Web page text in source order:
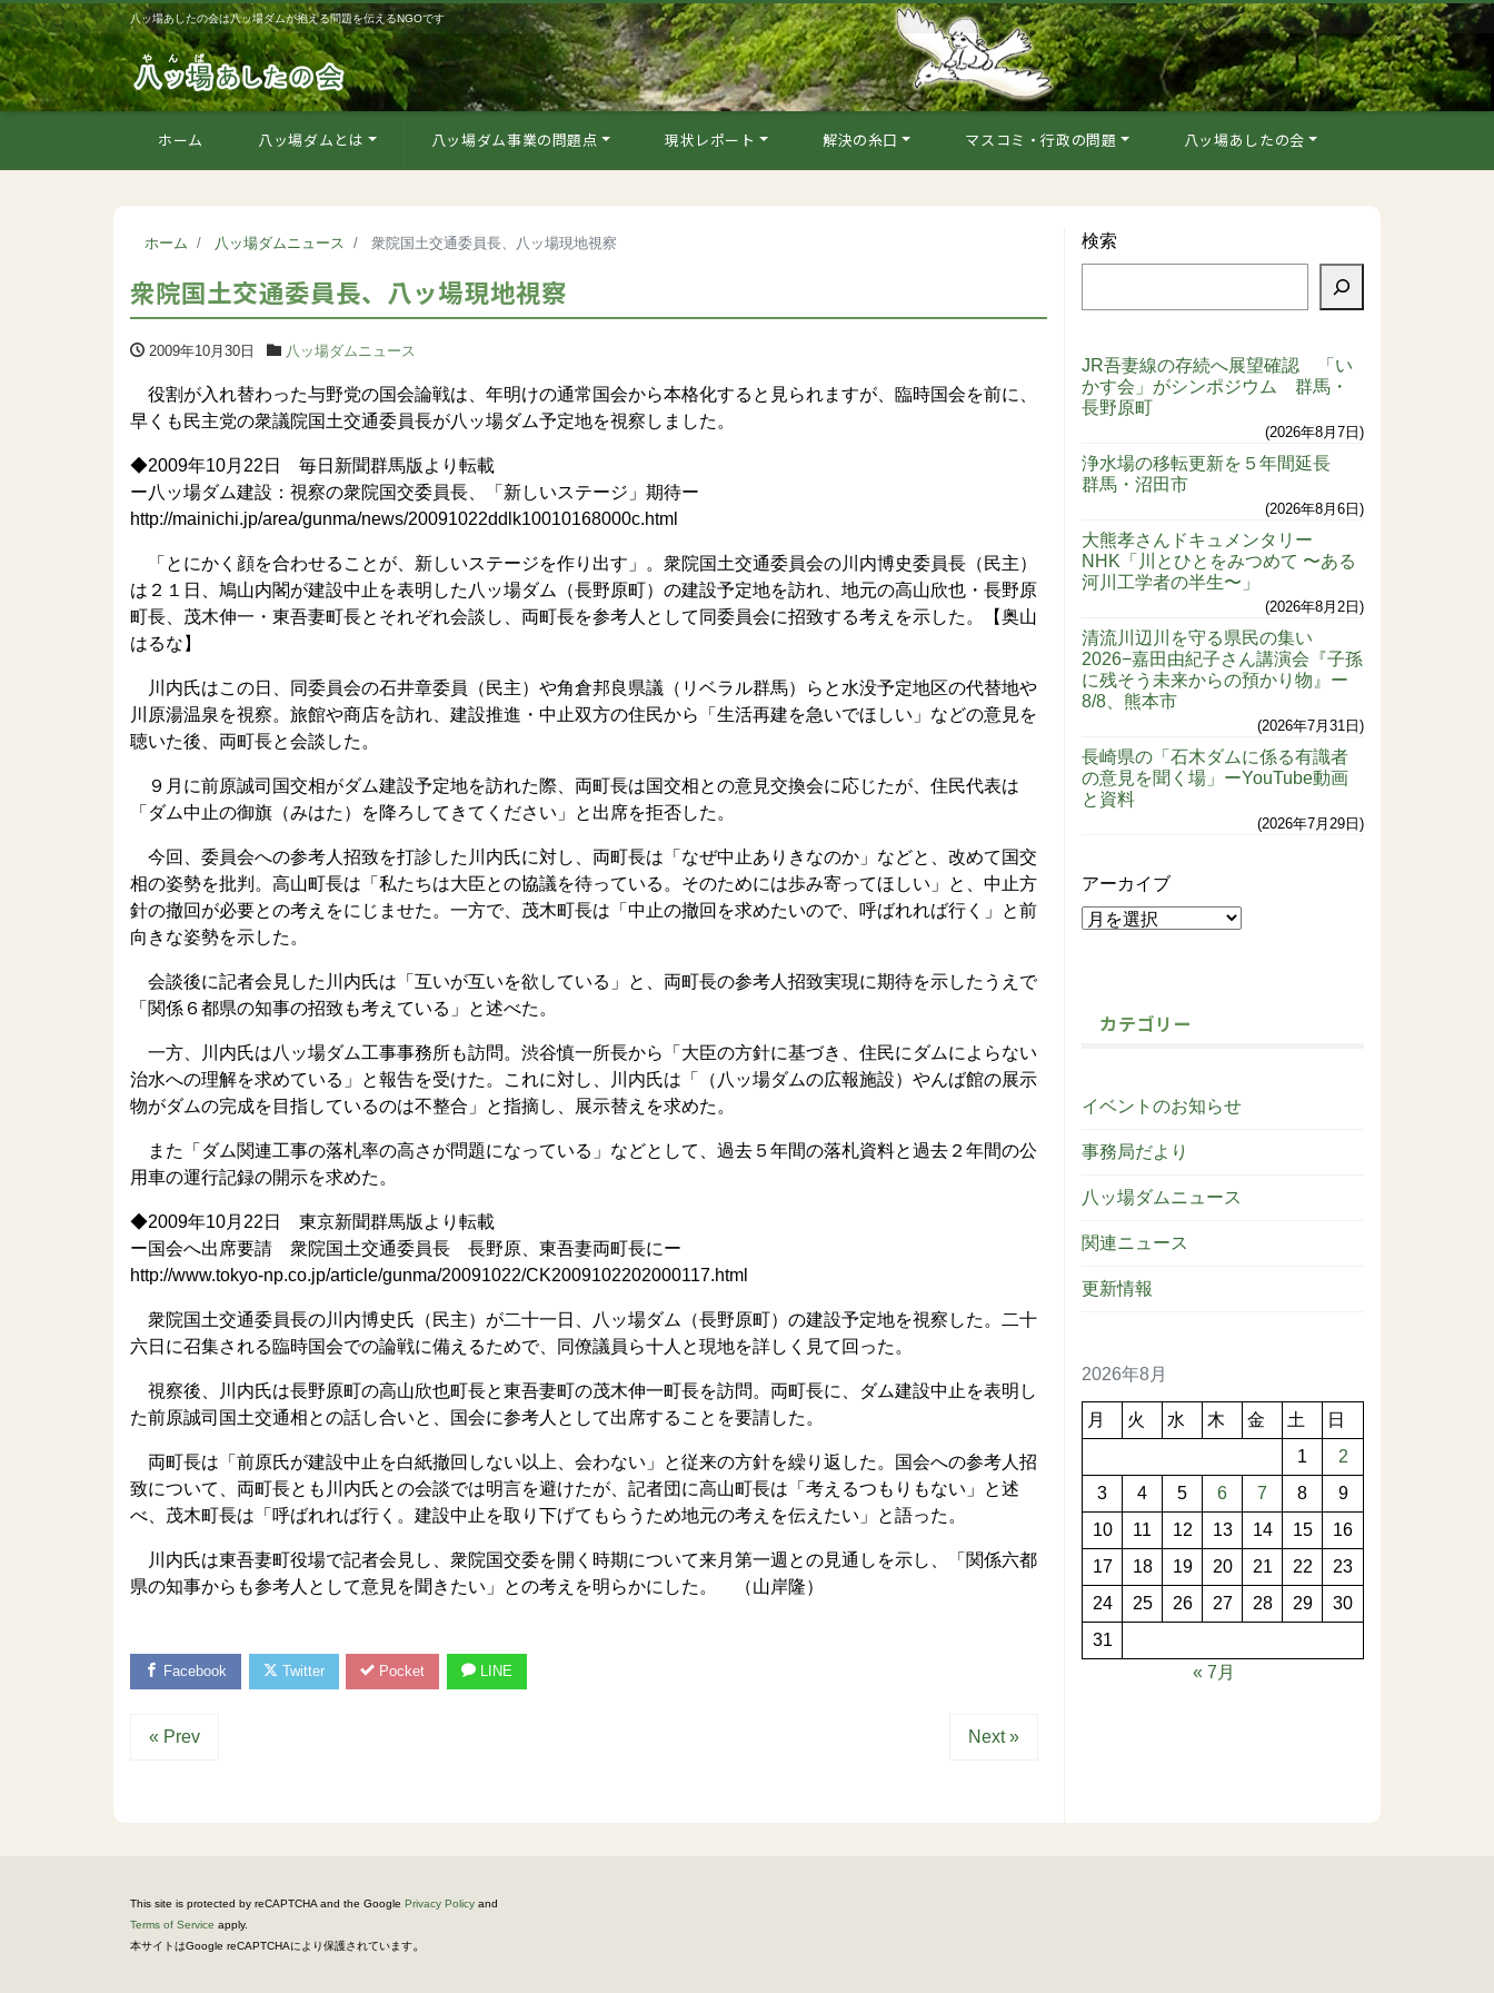
八ッ場あしたの会は八ッ場ダムが抱える問題を伝えるNGOです
ホーム 八ッ場ダムとは 八ッ場ダム事業の問題点 現状レポート 解決の糸口 マスコミ・行政の問題 八ッ場あしたの会
ホーム 八ッ場ダムニュース 衆院国土交通委員長、八ッ場現地視察
衆院国土交通委員長、八ッ場現地視察
2009年10月30日 八ッ場ダムニュース
役割が入れ替わった与野党の国会論戦は、年明けの通常国会から本格化すると見られますが、臨時国会を前に、
早くも民主党の衆議院国土交通委員長が八ッ場ダム予定地を視察しました。
◆2009年10月22日 毎日新聞群馬版より転載
ー八ッ場ダム建設：視察の衆院国交委員長、「新しいステージ」期待ー
http://mainichi.jp/area/gunma/news/20091022ddlk10010168000c.html
「とにかく顔を合わせることが、新しいステージを作り出す」。衆院国土交通委員会の川内博史委員長（民主）
は２１日、鳩山内閣が建設中止を表明した八ッ場ダム（長野原町）の建設予定地を訪れ、地元の高山欣也・長野原
町長、茂木伸一・東吾妻町長とそれぞれ会談し、両町長を参考人として同委員会に招致する考えを示した。【奥山
はるな】
川内氏はこの日、同委員会の石井章委員（民主）や角倉邦良県議（リベラル群馬）らと水没予定地区の代替地や
川原湯温泉を視察。旅館や商店を訪れ、建設推進・中止双方の住民から「生活再建を急いでほしい」などの意見を
聴いた後、両町長と会談した。
９月に前原誠司国交相がダム建設予定地を訪れた際、両町長は国交相との意見交換会に応じたが、住民代表は
「ダム中止の御旗（みはた）を降ろしてきてください」と出席を拒否した。
今回、委員会への参考人招致を打診した川内氏に対し、両町長は「なぜ中止ありきなのか」などと、改めて国交
相の姿勢を批判。高山町長は「私たちは大臣との協議を待っている。そのためには歩み寄ってほしい」と、中止方
針の撤回が必要との考えをにじませた。一方で、茂木町長は「中止の撤回を求めたいので、呼ばれれば行く」と前
向きな姿勢を示した。
会談後に記者会見した川内氏は「互いが互いを欲している」と、両町長の参考人招致実現に期待を示したうえで
「関係６都県の知事の招致も考えている」と述べた。
一方、川内氏は八ッ場ダム工事事務所も訪問。渋谷慎一所長から「大臣の方針に基づき、住民にダムによらない
治水への理解を求めている」と報告を受けた。これに対し、川内氏は「（八ッ場ダムの広報施設）やんば館の展示
物がダムの完成を目指しているのは不整合」と指摘し、展示替えを求めた。
また「ダム関連工事の落札率の高さが問題になっている」などとして、過去５年間の落札資料と過去２年間の公
用車の運行記録の開示を求めた。
◆2009年10月22日 東京新聞群馬版より転載
ー国会へ出席要請 衆院国土交通委員長 長野原、東吾妻両町長にー
http://www.tokyo-np.co.jp/article/gunma/20091022/CK2009102202000117.html
衆院国土交通委員長の川内博史氏（民主）が二十一日、八ッ場ダム（長野原町）の建設予定地を視察した。二十
六日に召集される臨時国会での論戦に備えるためで、同僚議員ら十人と現地を詳しく見て回った。
視察後、川内氏は長野原町の高山欣也町長と東吾妻町の茂木伸一町長を訪問。両町長に、ダム建設中止を表明し
た前原誠司国土交通相との話し合いと、国会に参考人として出席することを要請した。
両町長は「前原氏が建設中止を白紙撤回しない以上、会わない」と従来の方針を繰り返した。国会への参考人招
致について、両町長とも川内氏との会談では明言を避けたが、記者団に高山町長は「考えるつもりもない」と述
べ、茂木町長は「呼ばれれば行く。建設中止を取り下げてもらうため地元の考えを伝えたい」と語った。
川内氏は東吾妻町役場で記者会見し、衆院国交委を開く時期について来月第一週との見通しを示し、「関係六都
県の知事からも参考人として意見を聞きたい」との考えを明らかにした。 （山岸隆）
Facebook Twitter Pocket LINE
« Prev Next »
検索
JR吾妻線の存続へ展望確認 「い
かす会」がシンポジウム 群馬・
長野原町
2026年8月7日
浄水場の移転更新を５年間延長
群馬・沼田市
2026年8月6日
大熊孝さんドキュメンタリー
NHK「川とひとをみつめて 〜ある
河川工学者の半生〜」
2026年8月2日
清流川辺川を守る県民の集い
2026−嘉田由紀子さん講演会『子孫
に残そう未来からの預かり物』ー
8/8、熊本市
2026年7月31日
長崎県の「石木ダムに係る有識者
の意見を聞く場」ーYouTube動画
と資料
2026年7月29日
アーカイブ
カテゴリー
イベントのお知らせ
事務局だより
八ッ場ダムニュース
関連ニュース
更新情報
2026年8月
月 火 水 木 金 土
日
1
2
3
4 5 6 7 8
9
10
11 12 13 14 15
16
17
18 19 20 21 22
23
24
25 26 27 28 29
30
31
« 7月
This site is protected by reCAPTCHA and the Google Privacy Policy and
Terms of Service apply.
本サイトはGoogle reCAPTCHAにより保護されています。